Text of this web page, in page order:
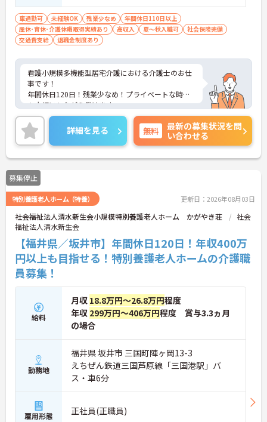
車通勤可 未経験OK 残業少なめ
年間休日110日以上
産休･育休･介護休暇取得実績あり
高収入 夏～秋入職可
社会保険完備
交通費支給
退職金制度あり
看護小規模多機能型居宅介護における介護士のお仕
事です！
年間休日120日！残業少なめ！プライベートな時間
も大切にしながら働けます。
資格や経験等により高収入を目指すこともできま
す！
ご興味ある方には、面接のポイントなど、さらに詳
細をお話致しますのでお気軽にご相談ください。
詳細を見る 無料
最新の募集状況を問
い合わせる
募集停止
特別養護老人ホーム（特養） 更新日：2026年08月03日
社会福祉法人清水新生会小規模特別養護老人ホーム かがやき荘
社会
福祉法人清水新生会
【福井県／坂井市】年間休日120日！年収400万
円以上も目指せる！特別養護老人ホームの介護職
員募集！
給料
月収 18.8万円～26.8万円程度
年収 299万円～406万円程度 賞与3.3ヵ月
の場合
勤務地
福井県 坂井市 三国町陣ヶ岡13-3
えちぜん鉄道三国芦原線「三国港駅」バ
ス・車6分
雇用形態 正社員(正職員)